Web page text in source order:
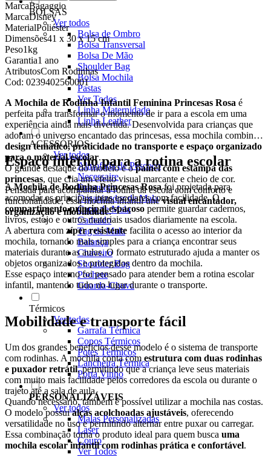
BOLSAS
Ver todos
Bolsa de Ombro
Bolsa Transversal
Bolsa De Mão
Shoulder Bag
Bolsa Mochila
Pastas
Ver Todos
Linha Maternidade
Linha Leather
ACESSÓRIOS
Ver todos
Almofada de Pescoço
Necessaire
Frasqueira
Organizador de Mala
Capa de Mala
Cadeado
Tag de Mala
Balança
Chaveiro
Shoulder Bag
Pochete
Guarda-Chuva
Térmicos
Ver todos
Garrafa Térmica
Copos Térmicos
Potes Térmicos
Lancheira Térmica
Porta Vinho
PERSONALIZÁVEIS
Ver todos
Malas Personalizadas
Laser
Couro
Ver Todos
MarcaBagaggio
MarcaDisney
MaterialPoliéster
Dimensões41 x 30 x 15 cm
Peso1kg
Garantia1 ano
AtributosCom Rodinhas
Cod: 0239402560001
A Mochila de Rodinha Infantil Feminina Princesas Rosa é
perfeita para transformar o momento de ir para a escola em uma
experiência ainda mais divertida. Desenvolvida para crianças que
adoram o universo encantado das princesas, essa mochila combina
design temático, praticidade no transporte e espaço organizado
para o material escolar.
O grande destaque do modelo é opainel com estampa das
princesas, que cria um efeito visual marcante e cheio de cor.
Pensada para acompanhar a rotina da escola com conforto e
funcionalidade, essa mochila infantil unevisual encantador,
organização e mobilidade.
Espaço interno para a rotina escolar
AMochila de Rodinha Princesas Rosafoi projetada para
acomodar os principais itens escolares com facilidade. O
compartimento principal espaçoso permite guardar cadernos,
livros, estojo e outros materiais usados diariamente na escola.
A abertura com zíper resistente facilita o acesso ao interior da
mochila, tornando mais simples para a criança encontrar seus
materiais durante as aulas. O formato estruturado ajuda a manter os
objetos organizados e protegidos dentro da mochila.
Esse espaço interno foi pensado para atender bem a rotina escolar
infantil, mantendo tudo no lugar durante o transporte.
Mobilidade e transporte fácil
Um dos grandes benefícios desse modelo é o sistema de transporte
com rodinhas. A mochila conta com estrutura com duas rodinhas
e puxador retrátil, permitindo que a criança leve seus materiais
com muito mais facilidade pelos corredores da escola ou durante o
trajeto até a sala de aula.
Quando necessário, também é possível utilizar a mochila nas costas.
O modelo possuialças acolchoadas ajustáveis, oferecendo
versatilidade no uso e permitindo alternar entre puxar ou carregar.
Essa combinação torna o produto ideal para quem busca uma
mochila escolar infantil com rodinhas prática e confortável.